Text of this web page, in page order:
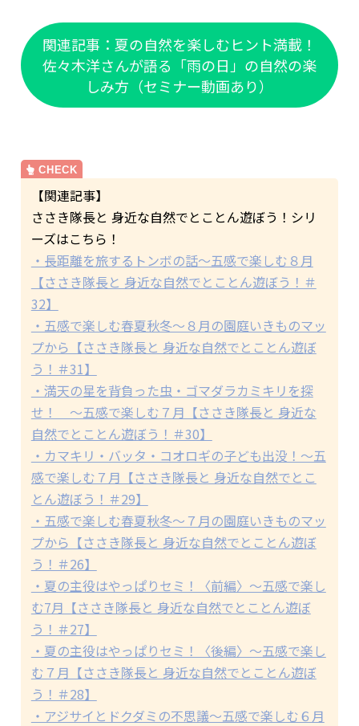
関連記事：夏の自然を楽しむヒント満載！
佐々木洋さんが語る「雨の日」の自然の楽
しみ方（セミナー動画あり）
【関連記事】
ささき隊長と 身近な自然でとことん遊ぼう！シリ
ーズはこちら！
・長距離を旅するトンボの話～五感で楽しむ８月
【ささき隊長と 身近な自然でとことん遊ぼう！＃
32】
・五感で楽しむ春夏秋冬～８月の園庭いきものマッ
プから【ささき隊長と 身近な自然でとことん遊ぼ
う！＃31】
・満天の星を背負った虫・ゴマダラカミキリを探
せ！ ～五感で楽しむ７月【ささき隊長と 身近な
自然でとことん遊ぼう！＃30】
・カマキリ・バッタ・コオロギの子ども出没！～五
感で楽しむ７月【ささき隊長と 身近な自然でとこ
とん遊ぼう！＃29】
・五感で楽しむ春夏秋冬～７月の園庭いきものマッ
プから【ささき隊長と 身近な自然でとことん遊ぼ
う！＃26】
・夏の主役はやっぱりセミ！〈前編〉～五感で楽し
む7月【ささき隊長と 身近な自然でとことん遊ぼ
う！＃27】
・夏の主役はやっぱりセミ！〈後編〉～五感で楽し
む７月【ささき隊長と 身近な自然でとことん遊ぼ
う！＃28】
・アジサイとドクダミの不思議～五感で楽しむ６月